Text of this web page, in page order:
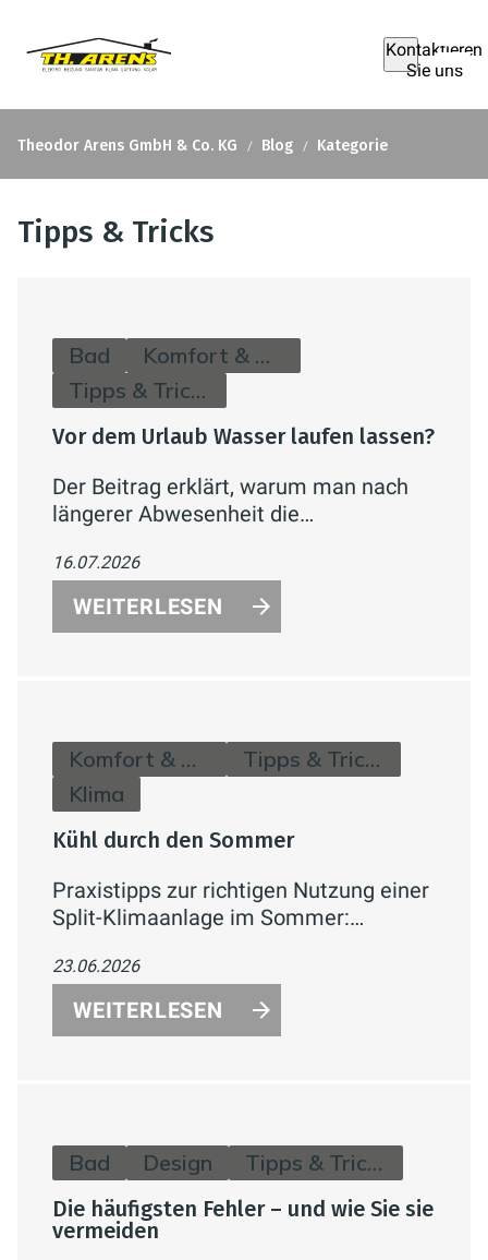
Kontaktieren
Sie uns
Theodor Arens GmbH & Co. KG Blog Kategorie
Tipps & Tricks
Bad
Komfort & Hygiene
Tipps & Tricks
Vor dem Urlaub Wasser laufen lassen?
Der Beitrag erklärt, warum man nach
längerer Abwesenheit die
und wie man Legionellenrisiken einfach
reduziert.
16.07.2026
WEITERLESEN
Komfort & Hygiene
Tipps & Tricks
Klima
Kühl durch den Sommer
Praxistipps zur richtigen Nutzung einer
Split-Klimaanlage im Sommer:
Lüftungsverhalten und Effizienzklassen
einfach erklärt.
23.06.2026
WEITERLESEN
Bad Design Tipps & Tricks
Die häufigsten Fehler – und wie Sie sie
vermeiden